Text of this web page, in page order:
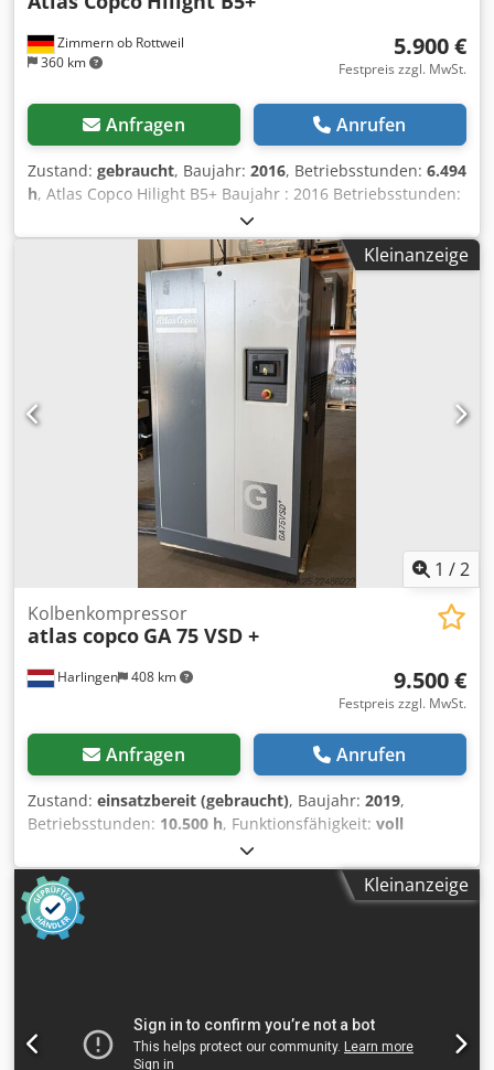
Zimmern ob Rottweil
360 km
5.900 €
Festpreis zzgl. MwSt.
Anfragen Anrufen
Zustand: gebraucht, Baujahr: 2016, Betriebsstunden: 6.494
h, Atlas Copco Hilight B5+ Baujahr : 2016 Betriebsstunden:
6.494 Std. LED-Beleuchtung: 4 × 350 W Lichtabdeckung: bis
zu 5.000 m² Chodpfxsy R Atze Akkea Gewicht: 981 kg
Kleinanzeige
1 /2
Harlingen 408 km
Kolbenkompressor
atlas copco GA 75 VSD +
9.500 €
Festpreis zzgl. MwSt.
Anfragen Anrufen
Zustand: einsatzbereit (gebraucht), Baujahr: 2019,
Betriebsstunden: 10.500 h, Funktionsfähigkeit: voll
, Gesamtgewicht:
(101,97 PS), Volumenstrom:476 m³/h, Druck (max.):13 bar,
Art der Kühlung:
Dokumentation/Handbuch, Typenschild vorhanden
erhaltene, einwandfrei funktionierende
Kleinanzeige